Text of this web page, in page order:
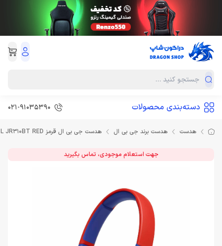
دسته‌بندی محصولات 021-91035390
هدست هدست برند جی بی ال هدست جی بی ال قرمز Headset JBL JR310BT RED
جهت استعلام موجودی، تماس بگیرید